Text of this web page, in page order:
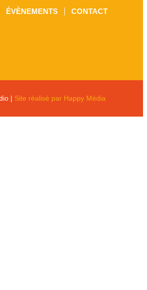
ÉVÈNEMENTS CONTACT
| Site réalisé par Happy Média